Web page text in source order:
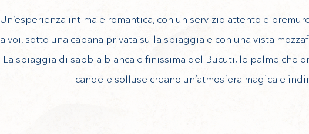
Un’esperienza intima e romantica, con un servizio attento e
a voi, sotto una cabana privata sulla spiaggia e con una vista
La spiaggia di sabbia bianca e finissima del Bucuti, le palme che
candele soffuse creano un’atmosfera magica e